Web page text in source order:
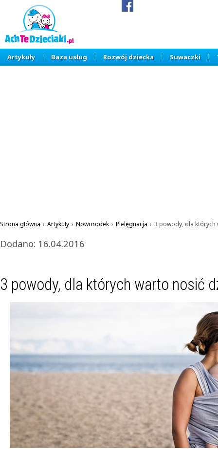
Artykuły Baza usług Rozwój dziecka Suwaczki
Strona główna › Artykuły › Noworodek › Pielęgnacja › 3 powody, dla których
Dodano: 16.04.2016
3 powody, dla których warto nosić